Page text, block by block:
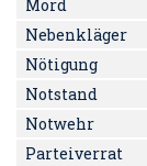
Mord
Nebenkläger
Nötigung
Notstand
Notwehr
Parteiverrat